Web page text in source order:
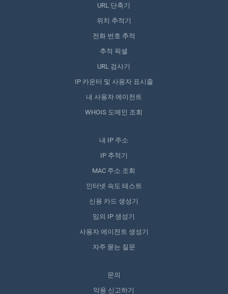
URL 단축기
위치 추적기
전화 번호 추적
추적 픽셀
URL 검사기
IP 카운터 및 사용자 표시줄
내 사용자 에이전트
WHOIS 도메인 조회
내 IP 주소
IP 추적기
MAC 주소 조회
인터넷 속도 테스트
신용 카드 생성기
임의 IP 생성기
사용자 에이전트 생성기
자주 묻는 질문
문의
악용 신고하기